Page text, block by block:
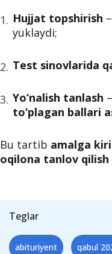
Hujjat topshirish
yuklaydi;
Test sinovlarida
Yo‘nalish tanlash
to‘plagan ballari
Bu tartib amalga
oqilona tanlov
Teglar
abituriyent qabul